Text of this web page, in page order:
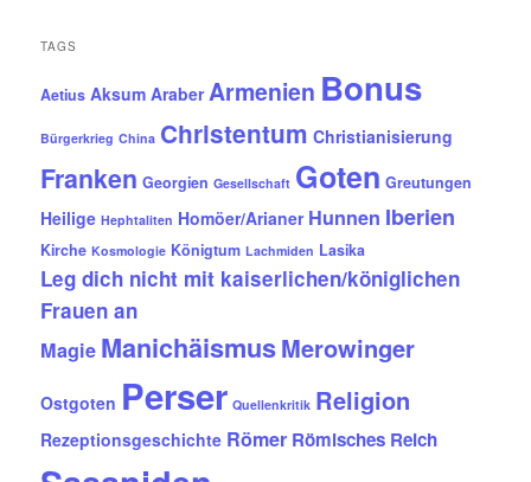
TAGS
Aetius Aksum Araber Armenien Bonus
Bürgerkrieg China Christentum Christianisierung
Franken Georgien Gesellschaft Goten Greutungen
Heilige Hephtaliten Homöer/Arianer Hunnen Iberien
Kirche Kosmologie Königtum Lachmiden Lasika
Leg dich nicht mit kaiserlichen/königlichen
Frauen an
Magie ManichäismusMerowinger
Ostgoten Perser Quellenkritik Religion
Rezeptionsgeschichte Römer Römisches Reich